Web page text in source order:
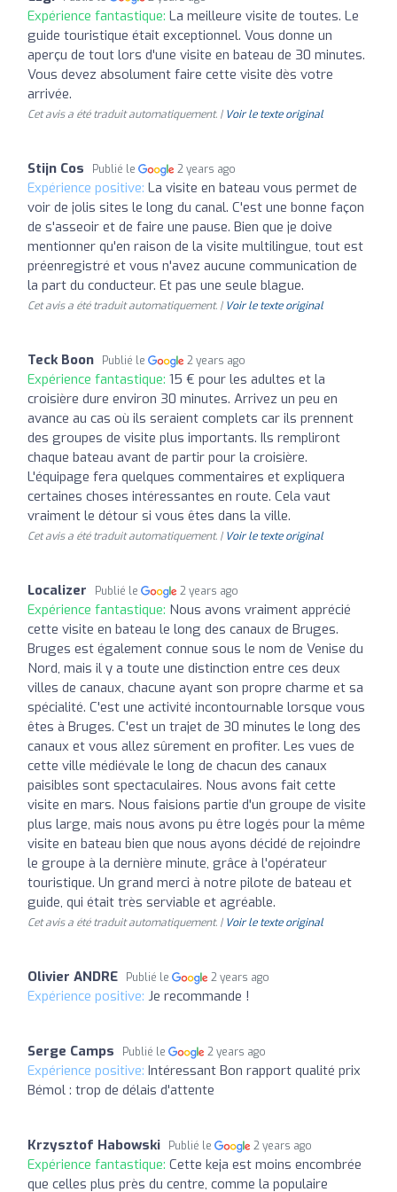
Expérience fantastique: La meilleure visite de toutes. Le
guide touristique était exceptionnel. Vous donne un
aperçu de tout lors d'une visite en bateau de 30 minutes.
Vous devez absolument faire cette visite dès votre
arrivée.
Cet avis a été traduit automatiquement. | Voir le texte original
Stijn Cos Publié le 2 years ago
Expérience positive: La visite en bateau vous permet de
voir de jolis sites le long du canal. C'est une bonne façon
de s'asseoir et de faire une pause. Bien que je doive
mentionner qu'en raison de la visite multilingue, tout est
préenregistré et vous n'avez aucune communication de
la part du conducteur. Et pas une seule blague.
Cet avis a été traduit automatiquement. | Voir le texte original
Teck Boon Publié le 2 years ago
Expérience fantastique: 15 € pour les adultes et la
croisière dure environ 30 minutes. Arrivez un peu en
avance au cas où ils seraient complets car ils prennent
des groupes de visite plus importants. Ils rempliront
chaque bateau avant de partir pour la croisière.
L'équipage fera quelques commentaires et expliquera
certaines choses intéressantes en route. Cela vaut
vraiment le détour si vous êtes dans la ville.
Cet avis a été traduit automatiquement. | Voir le texte original
Localizer Publié le 2 years ago
Expérience fantastique: Nous avons vraiment apprécié
cette visite en bateau le long des canaux de Bruges.
Bruges est également connue sous le nom de Venise du
Nord, mais il y a toute une distinction entre ces deux
villes de canaux, chacune ayant son propre charme et sa
spécialité. C'est une activité incontournable lorsque vous
êtes à Bruges. C'est un trajet de 30 minutes le long des
canaux et vous allez sûrement en profiter. Les vues de
cette ville médiévale le long de chacun des canaux
paisibles sont spectaculaires. Nous avons fait cette
visite en mars. Nous faisions partie d'un groupe de visite
plus large, mais nous avons pu être logés pour la même
visite en bateau bien que nous ayons décidé de rejoindre
le groupe à la dernière minute, grâce à l'opérateur
touristique. Un grand merci à notre pilote de bateau et
guide, qui était très serviable et agréable.
Cet avis a été traduit automatiquement. | Voir le texte original
Olivier ANDRE Publié le 2 years ago
Expérience positive: Je recommande !
Serge Camps Publié le 2 years ago
Expérience positive: Intéressant Bon rapport qualité prix
Bémol : trop de délais d'attente
Krzysztof Habowski Publié le 2 years ago
Expérience fantastique: Cette keja est moins encombrée
que celles plus près du centre, comme la populaire